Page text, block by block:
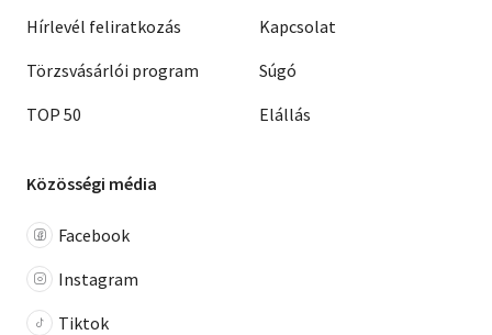
Hírlevél feliratkozás
Törzsvásárlói program
TOP 50
Kapcsolat
Súgó
Elállás
Közösségi média
Facebook
Instagram
Tiktok